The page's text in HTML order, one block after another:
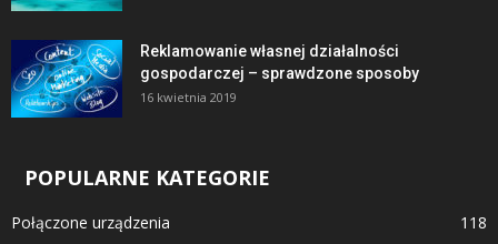
Reklamowanie własnej działalności
gospodarczej – sprawdzone sposoby
16 kwietnia 2019
POPULARNE KATEGORIE
Połączone urządzenia
118